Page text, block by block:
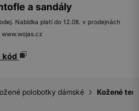
a sandály
Nabídka platí do 12.08. v prodejnách
www.wojas.cz
kód
polobotky dámské Kožené